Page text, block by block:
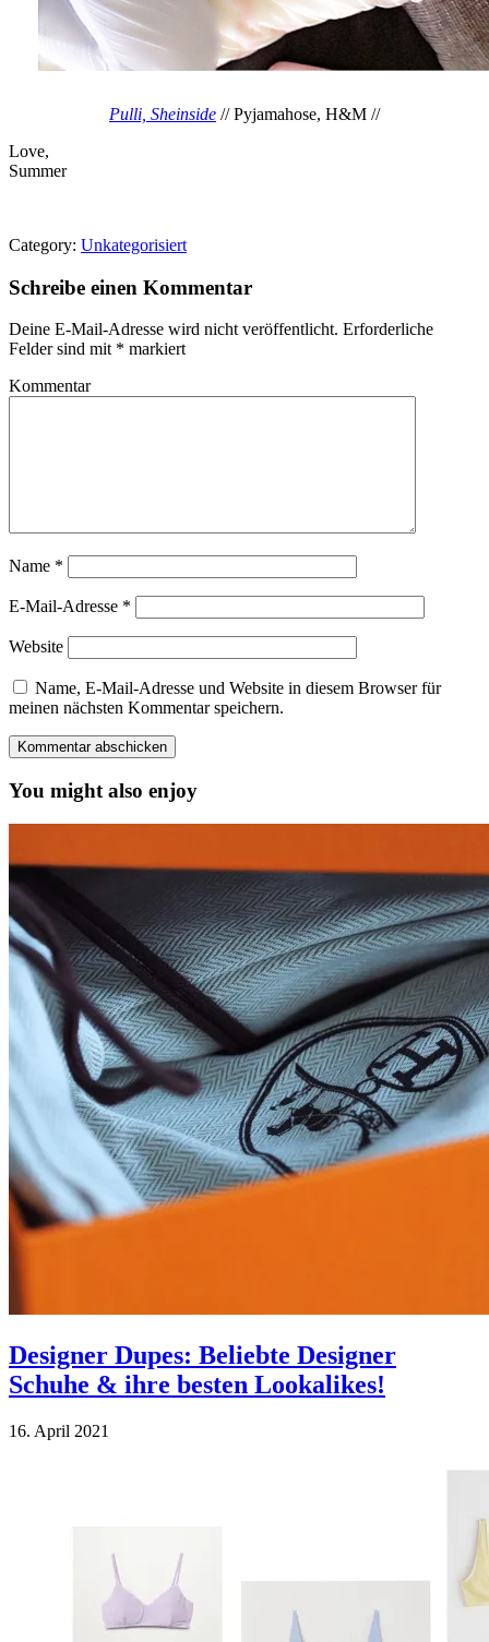
Pulli, Sheinside // Pyjamahose, H&M //
Love,
Summer
Category: Unkategorisiert
Schreibe einen Kommentar
Deine E-Mail-Adresse wird nicht veröffentlicht. Erforderliche
Felder sind mit * markiert
Kommentar
Name *
E-Mail-Adresse *
Website
Name, E-Mail-Adresse und Website in diesem Browser für
meinen nächsten Kommentar speichern.
You might also enjoy
Designer Dupes: Beliebte Designer
Schuhe & ihre besten Lookalikes!
16. April 2021